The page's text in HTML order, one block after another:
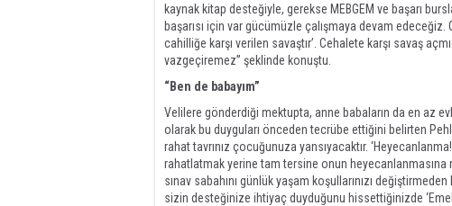
kaynak kitap desteğiyle, gerekse MEBGEM ve başarı
başarısı için var gücümüzle çalışmaya devam
cahilliğe karşı verilen savaştır’. Cehalete karşı savaş
vazgeçiremez” şeklinde konuştu.
“Ben de babayım”
Velilere gönderdiği mektupta, anne babaların da en az
olarak bu duyguları önceden tecrübe ettiğini belirten
rahat tavrınız çocuğunuza yansıyacaktır.
rahatlatmak yerine tam tersine onun heyecanlanmasına
sınav sabahını günlük yaşam koşullarınızı
sizin desteğinize ihtiyaç duyduğunu hissettiğinizde